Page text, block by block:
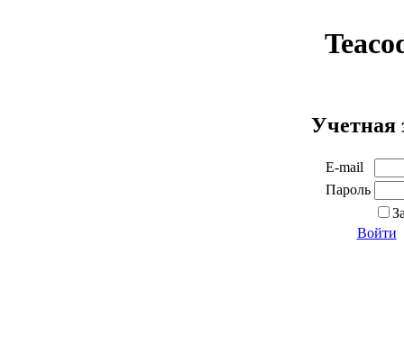
Учетная
E-mail
Пароль
Войти